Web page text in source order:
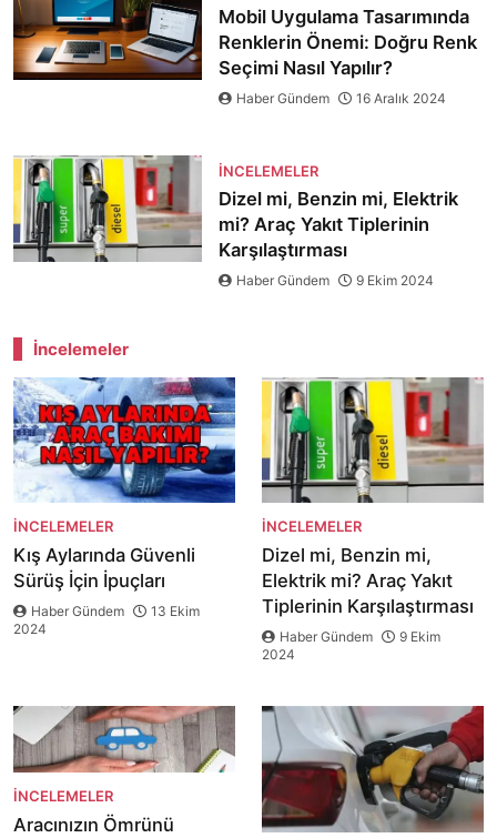
Mobil Uygulama Tasarımında
Renklerin Önemi: Doğru Renk
Seçimi Nasıl Yapılır?
Haber Gündem 16 Aralık 2024
İNCELEMELER
Dizel mi, Benzin mi, Elektrik
mi? Araç Yakıt Tiplerinin
Karşılaştırması
Haber Gündem 9 Ekim 2024
İncelemeler
İNCELEMELER
Kış Aylarında Güvenli
Sürüş İçin İpuçları
Haber Gündem
13 Ekim
2024
İNCELEMELER
Dizel mi, Benzin mi,
Elektrik mi? Araç Yakıt
Tiplerinin Karşılaştırması
Haber Gündem
9 Ekim
2024
İNCELEMELER
Aracınızın Ömrünü